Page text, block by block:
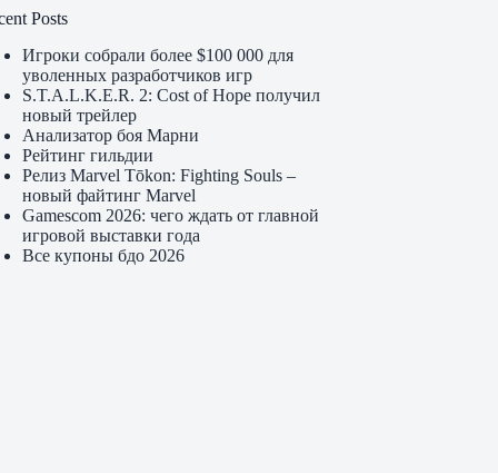
Posts
Игроки собрали более $100 000 для
уволенных разработчиков игр
S.T.A.L.K.E.R. 2: Cost of Hope получил
новый трейлер
Анализатор боя Марни
Рейтинг гильдии
Релиз Marvel Tōkon: Fighting Souls –
новый файтинг Marvel
Gamescom 2026: чего ждать от главной
игровой выставки года
Все купоны бдо 2026